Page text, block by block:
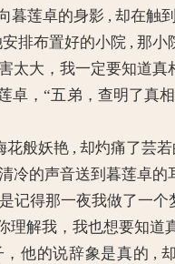
卓的身影 , 却在触到
排布置好的小院 , 那小
大，我一定要知道真
，“五弟，查明了真相
妖艳 , 却灼痛了芸若
冷的声音送到暮莲卓的
得那一夜我做了一个
理解我，我也想要知道
的说辞象是真的 , 却